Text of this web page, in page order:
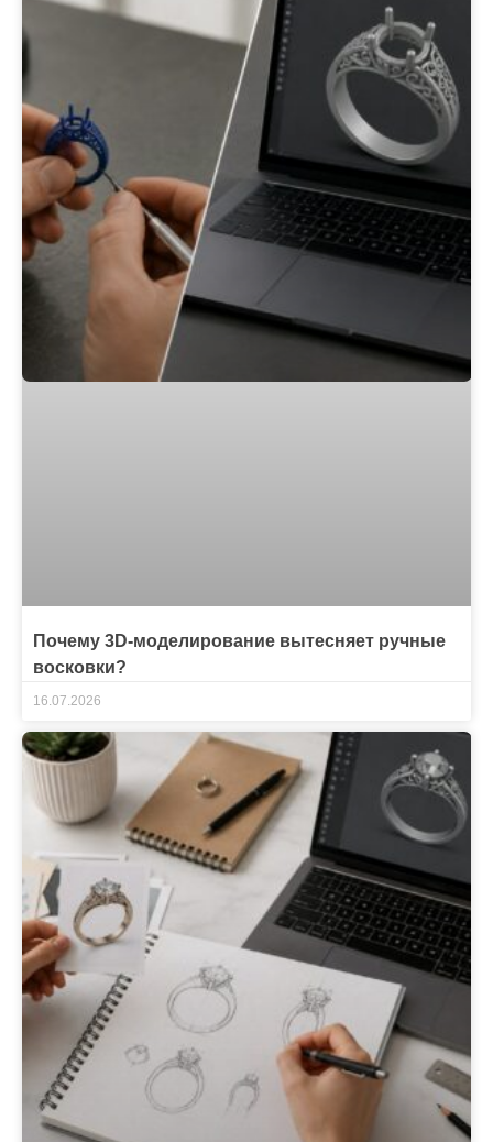
Почему 3D-моделирование вытесняет ручные
восковки?
16.07.2026